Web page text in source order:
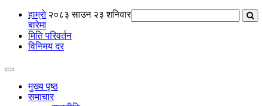
२०८३ साउन २३ शनिवार
हाम्राे
बारेमा
मिति परिवर्तन
विनिमय दर
मुख्य पृष्ठ
समाचार